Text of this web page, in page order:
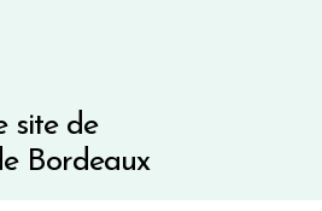
site de
Bordeaux
sur votre première commande
?